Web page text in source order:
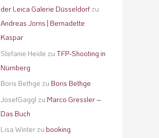
der Leica Galerie Düsseldorf zu
Andreas Jorns | Bernadette
Kaspar
Stefanie Heide zu TFP-Shooting in
Nürnberg
Boris Bethge zu Boris Bethge
JosefGaggl zu Marco Gressler –
Das Buch
Lisa Winter zu booking